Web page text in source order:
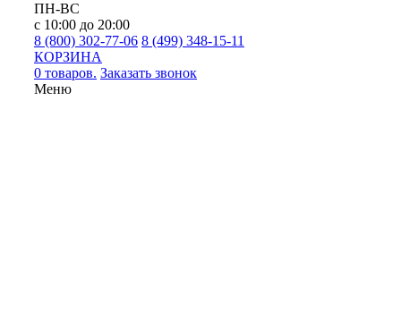
ПН-ВС
с 10:00 до 20:00
8 (800) 302-77-06 8 (499) 348-15-11
КОРЗИНА
0 товаров. Заказать звонок
Меню